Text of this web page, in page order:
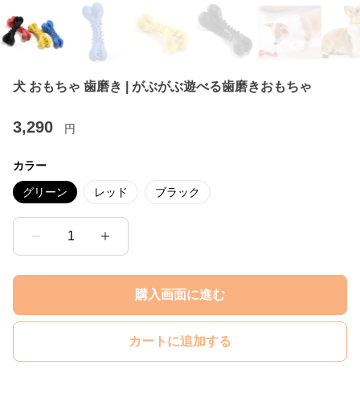
犬 おもちゃ 歯磨き | がぶがぶ遊べる歯磨きおもちゃ
3,290 円
カラー
グリーン レッド ブラック
1
購入画面に進む
カートに追加する